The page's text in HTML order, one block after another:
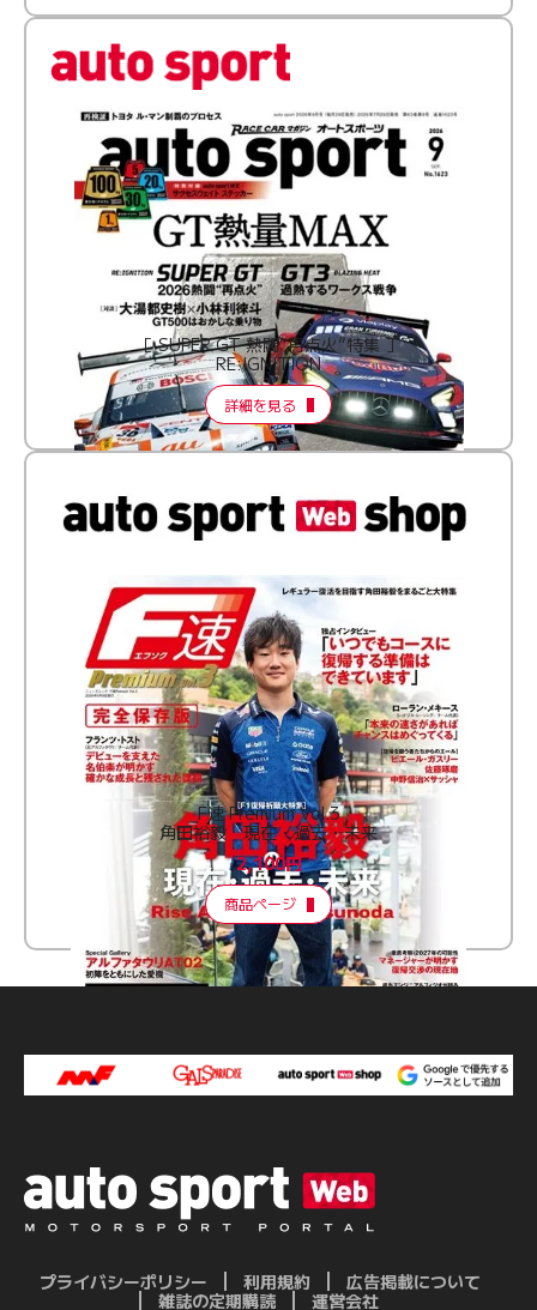
［ SUPER GT 熱闘“再点火”特集 ］
RE:IGNITION
詳細を見る
F速 Premium Vol.3
角田裕毅 現在・過去・未来
2,100円
商品ページ
プライバシーポリシー 利用規約
広告掲載について
雑誌の定期購読
運営会社